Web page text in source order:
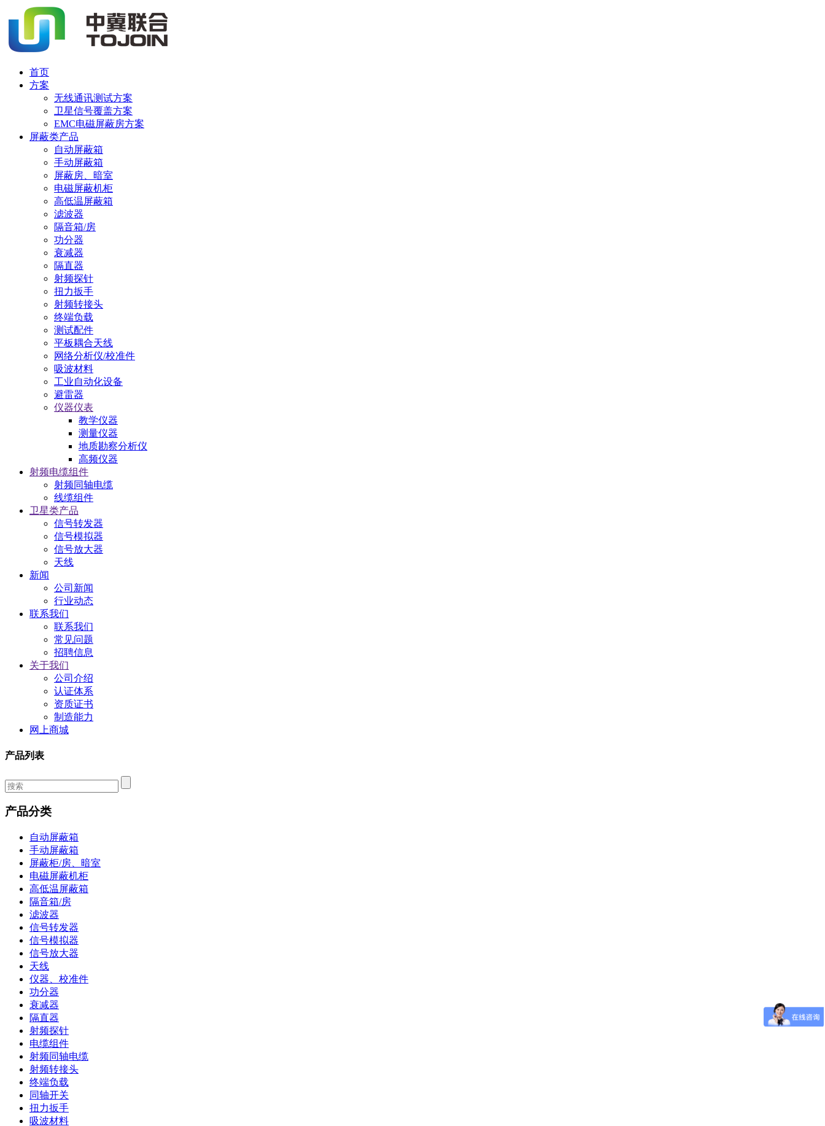
首页
方案
无线通讯测试方案
卫星信号覆盖方案
EMC电磁屏蔽房方案
屏蔽类产品
自动屏蔽箱
手动屏蔽箱
屏蔽房、暗室
电磁屏蔽机柜
高低温屏蔽箱
滤波器
隔音箱/房
功分器
衰减器
隔直器
射频探针
扭力扳手
射频转接头
终端负载
测试配件
平板耦合天线
网络分析仪/校准件
吸波材料
工业自动化设备
避雷器
仪器仪表
教学仪器
测量仪器
地质勘察分析仪
高频仪器
射频电缆组件
射频同轴电缆
线缆组件
卫星类产品
信号转发器
信号模拟器
信号放大器
天线
新闻
公司新闻
行业动态
联系我们
联系我们
常见问题
招聘信息
关于我们
公司介绍
认证体系
资质证书
制造能力
网上商城
产品列表
产品分类
自动屏蔽箱
手动屏蔽箱
屏蔽柜/房、暗室
电磁屏蔽机柜
高低温屏蔽箱
隔音箱/房
滤波器
信号转发器
信号模拟器
信号放大器
天线
仪器、校准件
功分器
衰减器
隔直器
射频探针
电缆组件
射频同轴电缆
射频转接头
终端负载
同轴开关
扭力扳手
吸波材料